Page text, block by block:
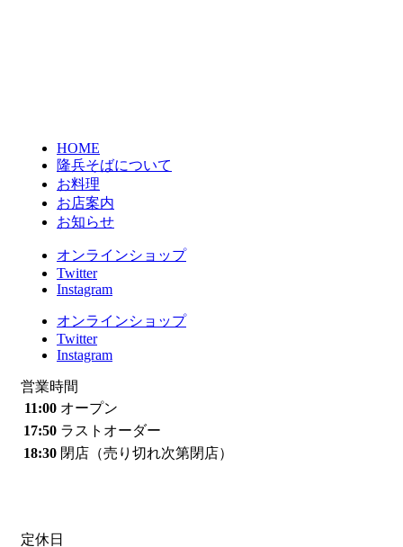
HOME
隆兵そばについて
お料理
お店案内
お知らせ
オンラインショップ
Twitter
Instagram
オンラインショップ
Twitter
Instagram
営業時間
11:00 オープン
17:50 ラストオーダー
18:30 閉店（売り切れ次第閉店）
定休日